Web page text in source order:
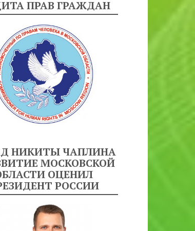
ПРАВ ГРАЖДАН
НИКИТЫ ЧАПЛИНА
МОСКОВСКОЙ
ОЦЕНИЛ
РОССИИ